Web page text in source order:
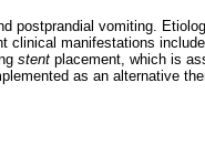
postprandial vomiting.
clinical manifestations
stent placement, which is
as an alternative